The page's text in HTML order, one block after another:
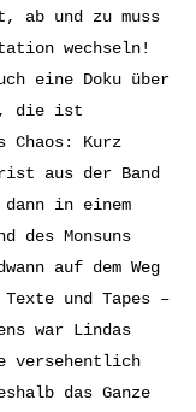
ab und zu muss
wechseln!
eine Doku über
, die ist
Chaos: Kurz
aus der Band
dann in einem
des Monsuns
auf dem Weg
und Tapes –
war Lindas
versehentlich
das Ganze